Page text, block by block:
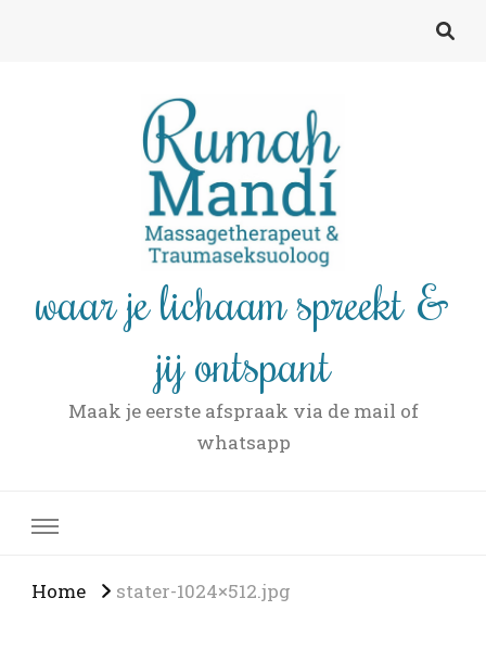
waar je lichaam spreekt &
jij ontspant
Maak je eerste afspraak via de mail of
whatsapp
Home stater-1024×512.jpg